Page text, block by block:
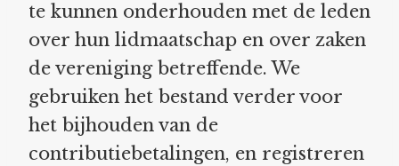
te kunnen onderhouden met de leden
over hun lidmaatschap en over zaken
de vereniging betreffende. We
gebruiken het bestand verder voor
het bijhouden van de
contributiebetalingen, en registreren